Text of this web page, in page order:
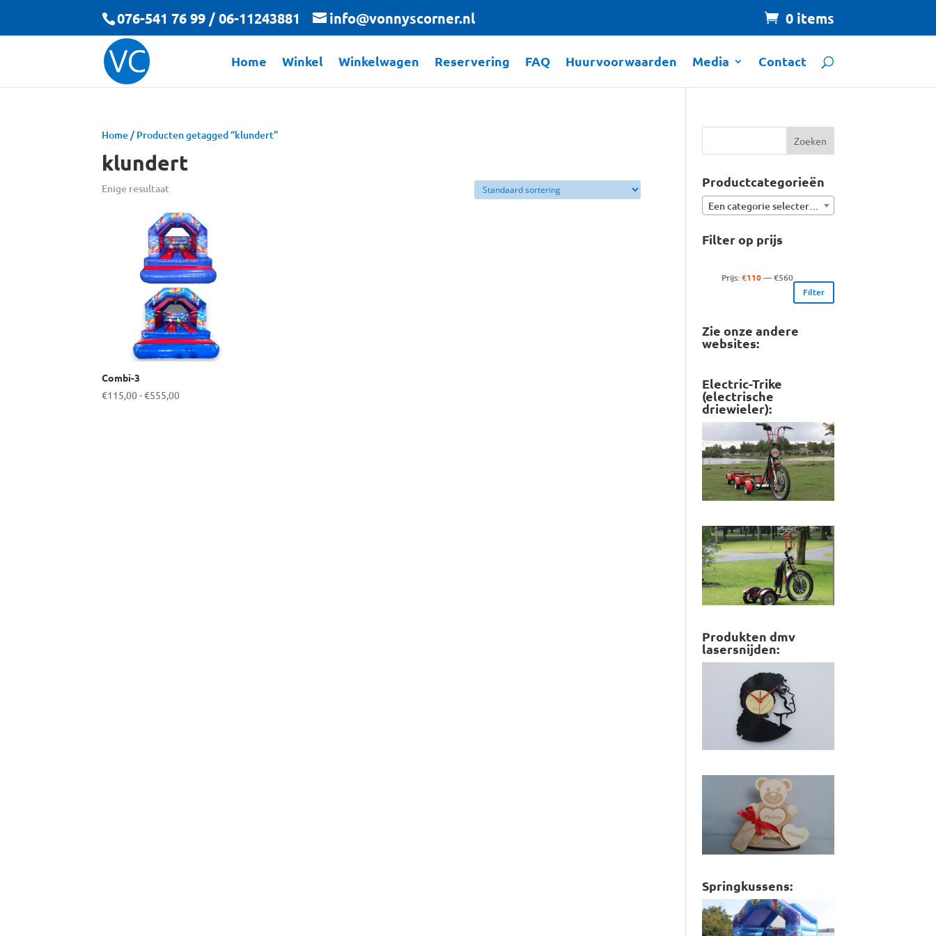
076-541 76 99 / 06-11243881 info@vonnyscorner.nl 0 items
Home Winkel Winkelwagen Reservering FAQ Huurvoorwaarden Media Contact
Home/ Producten getagged “klundert”
klundert
Enige resultaat
Combi-3
€115,00-€555,00Prijsklasse:
Productcategorieën
Een categorie selecteren
Filter op prijs
Filter
Prijs:€110—€560
Zie onze andere
websites:
Electric-Trike
(electrische
driewieler):
Produkten dmv
lasersnijden:
Springkussens: